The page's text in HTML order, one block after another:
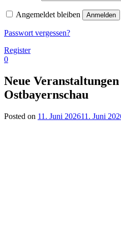
Angemeldet bleiben Anmelden
Passwort vergessen?
Register
0
Neue
Ostbayernschau
Posted on 11. Juni 202611. Juni